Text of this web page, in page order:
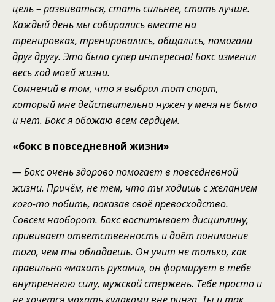
цель – развиваться, стать сильнее, стать лучше.
Каждый день мы собирались вместе на
тренировках, тренировались, общались, помогали
друг другу. Это было супер интересно! Бокс изменил
весь ход моей жизни.
Сомнений в том, что я выбрал тот спорт,
который мне действительнонужен у меня не было
и нет. Бокс я обожаю всем сердцем.
«бокс в повседневной жизни»
— Боксочень здорово помогает в повседневной
жизни. Причём, не тем, что ты ходишь с желанием
кого-то побить, показав своё превосходство.
Совсем наоборот. Бокс воспитывает дисциплину,
прививает ответственность и даёт понимание
того, чемты обладаешь. Он учит не только, как
правильно «махать руками», он формирует в тебе
внутреннюю силу, мужской стержень. Тебе просто и